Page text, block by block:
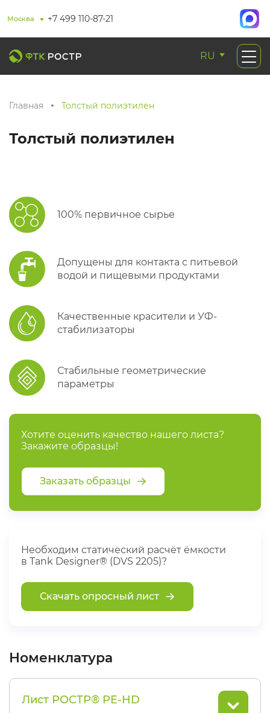
Москва +7 499 110-87-21
RU
Главная Толстый полиэтилен
Толстый полиэтилен
100% первичное сырье
Допущены для контакта с питьевой
водой и пищевыми продуктами
Качественные красители и УФ-
стабилизаторы
Стабильные геометрические
параметры
Хотите оценить качество нашего листа?
Закажите образцы!
Заказать образцы
Необходим статический расчёт ёмкости
в Tank Designer® (DVS 2205)?
Скачать опросный лист
Номенклатура
Лист РОСТР® PE-HD